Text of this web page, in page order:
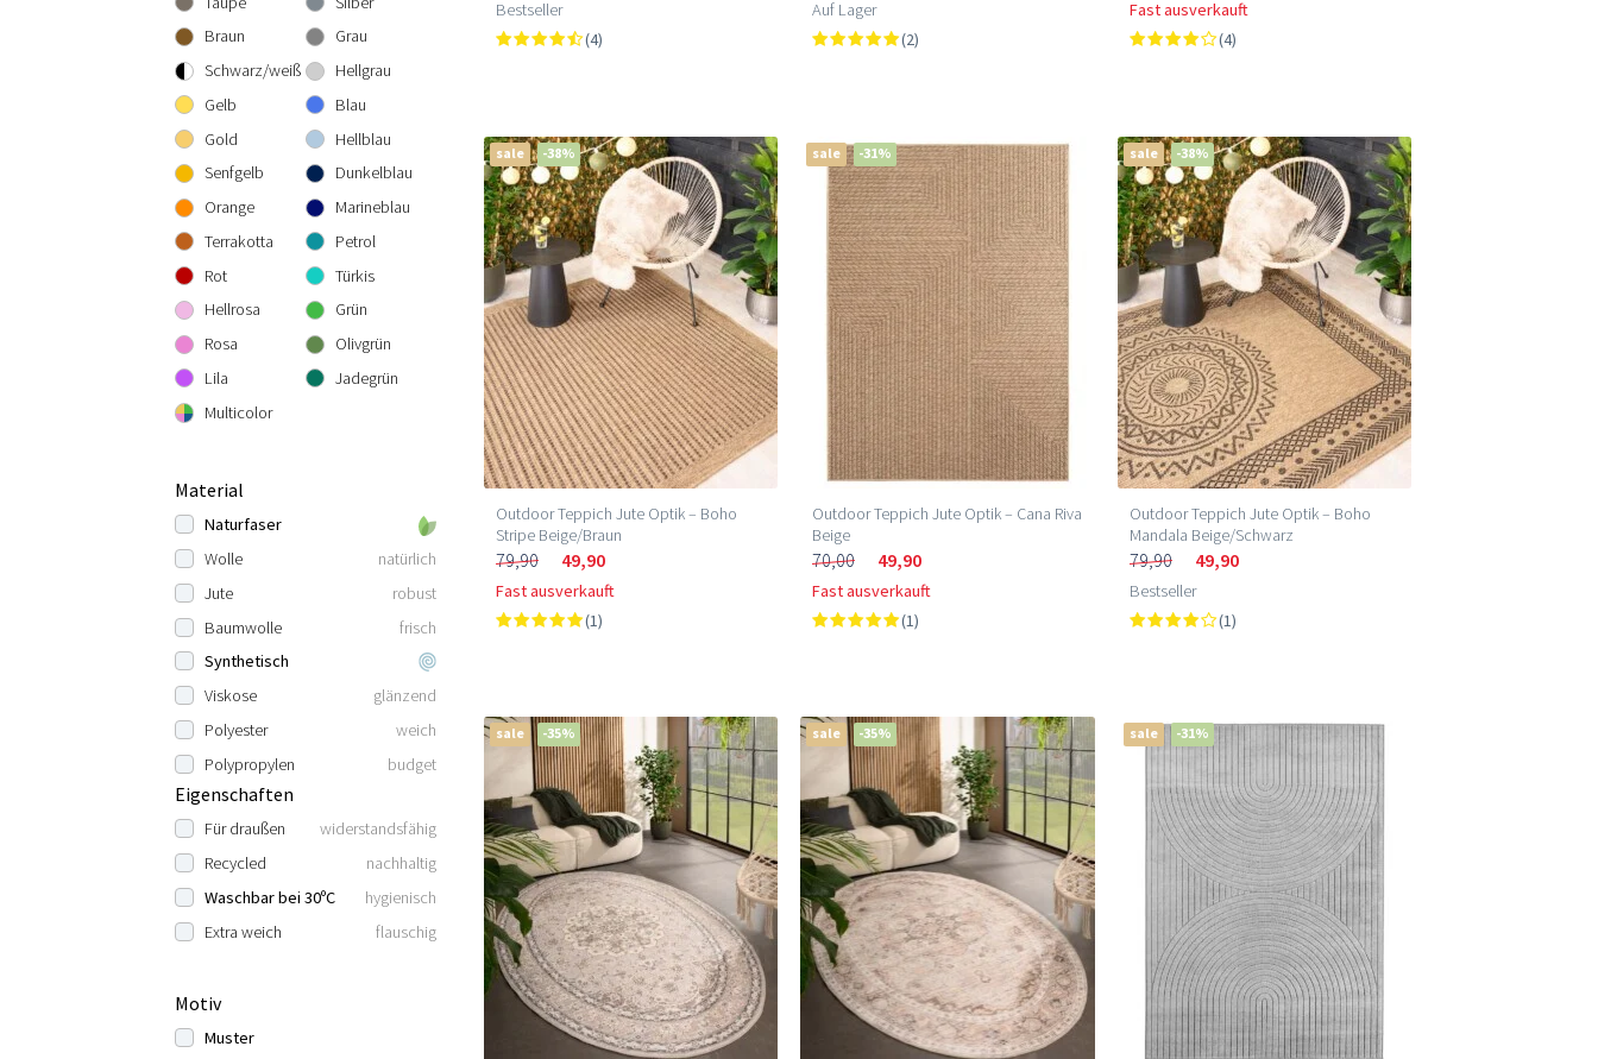
300 cm rund
300x300 cm
160x230 cm
200x290 cm
240x340 cm
300x400 cm
Braun
Schwarz/weiß
Gelb
Gold
Senfgelb
Orange
Terrakotta
Rot
Hellrosa
Rosa
Lila
Multicolor
Grau
Hellgrau
Blau
Hellblau
Dunkelblau
Marineblau
Petrol
Türkis
Grün
Olivgrün
Jadegrün
Material
Naturfaser
Wolle
natürlich
Jute
robust
Baumwolle
frisch
Synthetisch
Viskose
glänzend
Polyester
weich
Polypropylen
budget
Eigenschaften
Für draußen
widerstandsfähig
Recycled
nachhaltig
Waschbar bei 30ºC
hygienisch
Extra weich
flauschig
Motiv
Muster
Bestseller
(4)
Auf Lager
(2)
Fast ausverkauft
(4)
sale -38%
Outdoor Teppich Jute Optik – Boho
Stripe Beige/Braun
79,90 49,90
Fast ausverkauft
(1)
sale -31%
Outdoor Teppich Jute Optik – Cana Riva
Beige
70,00 49,90
Fast ausverkauft
(1)
sale -38%
Outdoor Teppich Jute Optik – Boho
Mandala Beige/Schwarz
79,90 49,90
Bestseller
(1)
sale -35% sale -35% sale -31%